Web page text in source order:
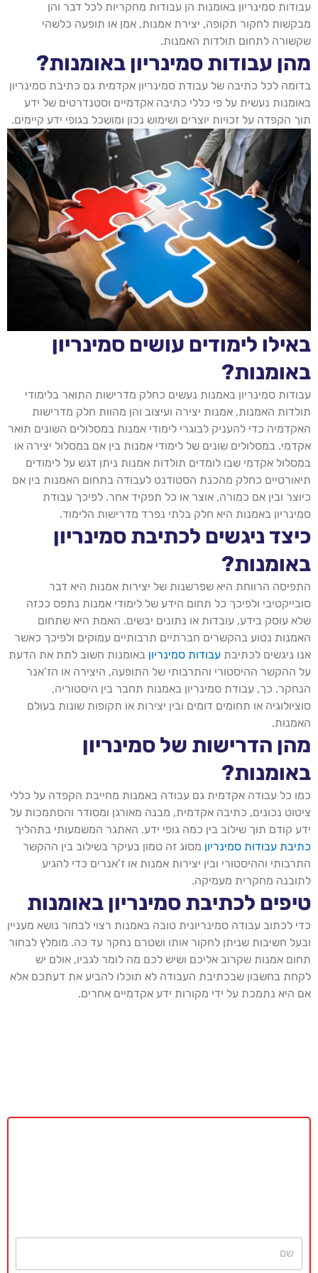
עבודות סמינריון באומנות הן עבודות מחקריות לכל דבר והן
מבקשות לחקור תקופה, יצירת אמנות, אמן או תופעה כלשהי
שקשורה לתחום תולדות האמנות.
מהן עבודות סמינריון באומנות?
בדומה לכל כתיבה של עבודת סמינריון אקדמית גם כתיבת סמינריון
באומנות נעשית על פי כללי כתיבה אקדמיים וסטנדרטים של ידע
תוך הקפדה על זכויות יוצרים ושימוש נכון ומושכל בגופי ידע קיימים.
באילו לימודים עושים סמינריון
באומנות?
עבודות סמינריון באמנות נעשים כחלק מדרישות התואר בלימודי
תולדות האמנות, אמנות יצירה ועיצוב והן מהוות חלק מדרישות
האקדמיה כדי להעניק לבוגרי לימודי אמנות במסלולים השונים תואר
אקדמי. במסלולים שונים של לימודי אמנות בין אם במסלול יצירה או
במסלול אקדמי שבו לומדים תולדות אמנות ניתן דגש על לימודים
תיאורטיים כחלק מהכנת הסטודנט לעבודה בתחום האמנות בין אם
כיוצר ובין אם כמורה, אוצר או כל תפקיד אחר. לפיכך עבודת
סמינריון באמנות היא חלק בלתי נפרד מדרישות הלימוד.
כיצד ניגשים לכתיבת סמינריון
באומנות?
התפיסה הרווחת היא שפרשנות של יצירות אמנות היא דבר
סובייקטיבי ולפיכך כל תחום הידע של לימודי אמנות נתפס ככזה
שלא עוסק בידע, עובדות או נתונים יבשים. האמת היא שתחום
האמנות נטוע בהקשרים חברתיים תרבותיים עמוקים ולפיכך כאשר
אנו ניגשים לכתיבת עבודות סמינריון באומנות חשוב לתת את הדעת
על ההקשר ההיסטורי והתרבותי של התופעה, היצירה או הז’אנר
הנחקר. כך, עבודת סמינריון באמנות תחבר בין היסטוריה,
סוציולוגיה או תחומים דומים ובין יצירות או תקופות שונות בעולם
האמנות.
מהן הדרישות של סמינריון
באומנות?
כמו כל עבודה אקדמית גם עבודה באמנות מחייבת הקפדה על כללי
ציטוט נכונים, כתיבה אקדמית, מבנה מאורגן ומסודר והסתמכות על
ידע קודם תוך שילוב בין כמה גופי ידע. האתגר המשמעותי בתהליך
כתיבת עבודות סמינריון מסוג זה טמון בעיקר בשילוב בין ההקשר
התרבותי וההיסטורי ובין יצירות אמנות או ז’אנרים כדי להגיע
לתובנה מחקרית מעמיקה.
טיפים לכתיבת סמינריון באומנות
כדי לכתוב עבודה סמינריונית טובה באמנות רצוי לבחור נושא מעניין
ובעל חשיבות שניתן לחקור אותו ושטרם נחקר עד כה. מומלץ לבחור
תחום אמנות שקרוב אליכם ושיש לכם מה לומר לגביו, אולם יש
לקחת בחשבון שבכתיבת העבודה לא תוכלו להביע את דעתכם אלא
אם היא נתמכת על ידי מקורות ידע אקדמיים אחרים.